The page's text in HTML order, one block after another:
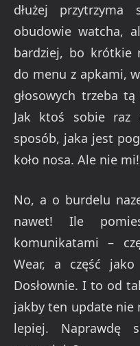
dłużej
obudowie watcha,
bardziej, bo krótkie
do menu z apkami,
głosowych trzeba
Jak ktoś sobie raz
sposób, jaka jest
koło nosa. Ale nie mi!
No, a o burdelu
nawet! Ile
komunikatami –
Wear, a część
Dosłownie. I to od
jakby ten update nie
lepiej.